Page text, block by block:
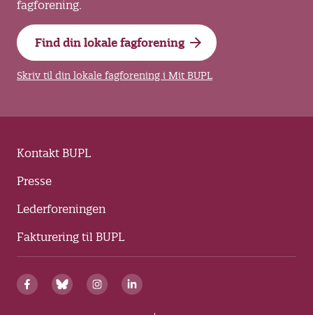
fagforening.
Find din lokale fagforening
Skriv til din lokale fagforening i Mit BUPL
Kontakt BUPL
Presse
Lederforeningen
Fakturering til BUPL